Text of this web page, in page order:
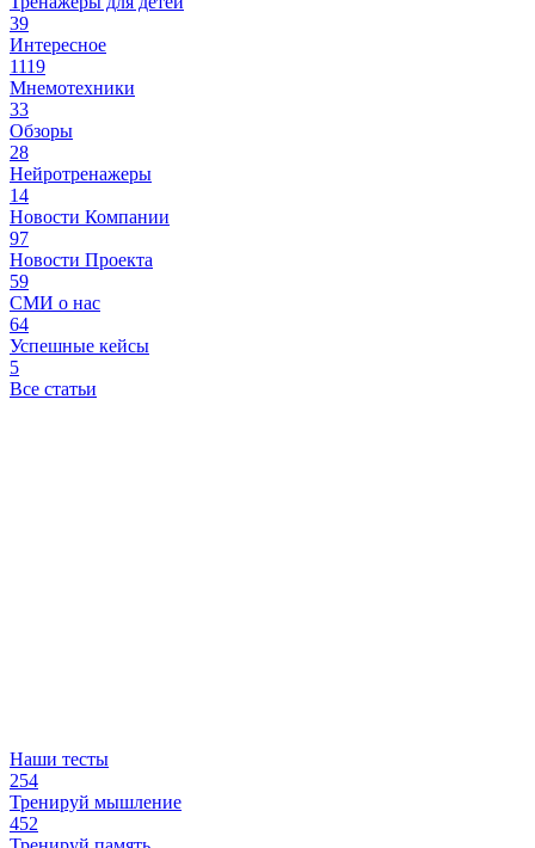
39
Интересное
1119
Мнемотехники
33
Обзоры
28
Нейротренажеры
14
Новости Компании
97
Новости Проекта
59
СМИ о нас
64
Успешные кейсы
5
Все статьи
Наши тесты
254
Тренируй мышление
452